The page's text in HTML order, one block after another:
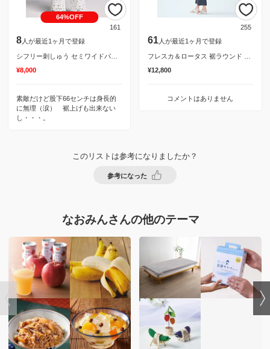
64%OFF
161
8人が最近1ヶ月で登録
¥8,000
素敵だけど股下66センチは身長的
に無理（涙） 裾上げも出来ない
し・・・。
255
61人が最近1ヶ月で登録
¥12,800
コメントはありません
このリストは参考になりましたか？
参考になった
なおみんさんの他のテーマ